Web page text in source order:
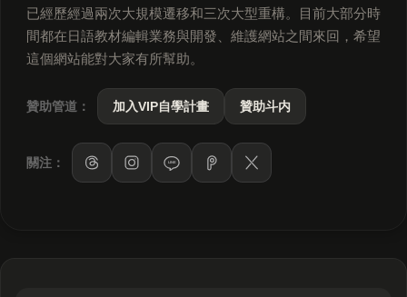
已經歷經過兩次大規模遷移和三次大型重構。目前大部分時
間都在日語教材編輯業務與開發、維護網站之間來回，希望
這個網站能對大家有所幫助。
贊助管道： 加入VIP自學計畫 贊助斗内
關注： LINE